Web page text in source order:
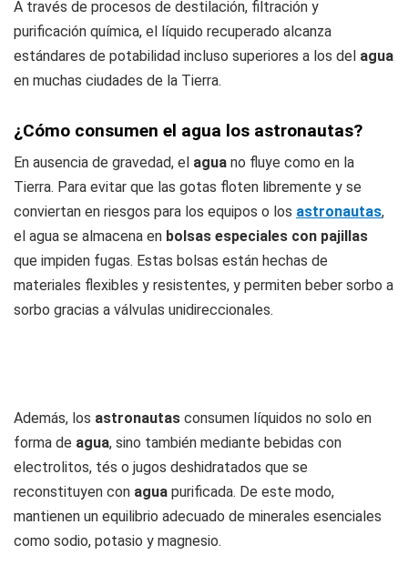
A través de procesos de destilación, filtración y
purificación química, el líquido recuperado alcanza
estándares de potabilidad incluso superiores a los del agua
en muchas ciudades de la Tierra.
¿Cómo consumen el agua los astronautas?
En ausencia de gravedad, el agua no fluye como en la
Tierra. Para evitar que las gotas floten libremente y se
conviertan en riesgos para los equipos o los astronautas,
el agua se almacena en bolsas especiales con pajillas
que impiden fugas. Estas bolsas están hechas de
materiales flexibles y resistentes, y permiten beber sorbo a
sorbo gracias a válvulas unidireccionales.
Además, los astronautas consumen líquidos no solo en
forma de agua, sino también mediante bebidas con
electrolitos, tés o jugos deshidratados que se
reconstituyen con agua purificada. De este modo,
mantienen un equilibrio adecuado de minerales esenciales
como sodio, potasio y magnesio.